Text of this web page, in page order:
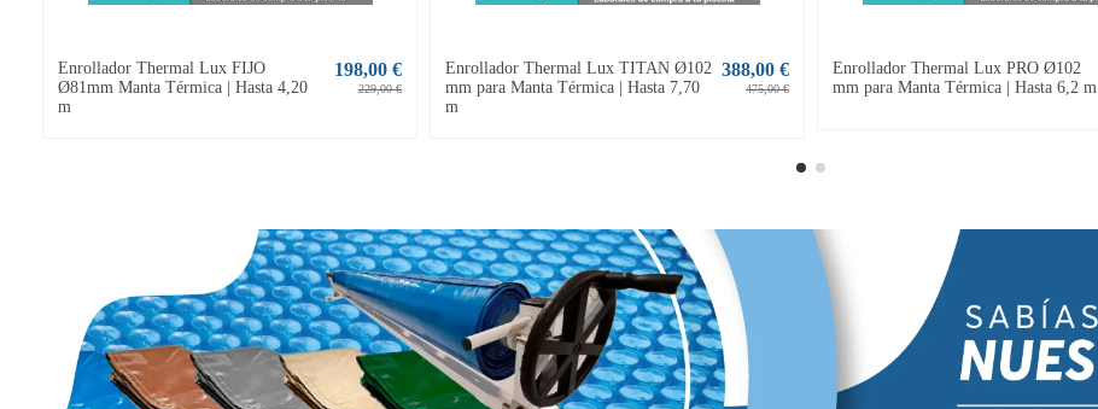
Enrollador Thermal Lux FIJO
Ø81mm Manta Térmica | Hasta 4,20
m
198,00 €
229,00 €
Enrollador Thermal Lux TITAN Ø102
mm para Manta Térmica | Hasta 7,70
m
388,00 €
475,00 €
Enrollador Thermal Lux PRO Ø102
mm para Manta Térmica | Hasta 6,2 m